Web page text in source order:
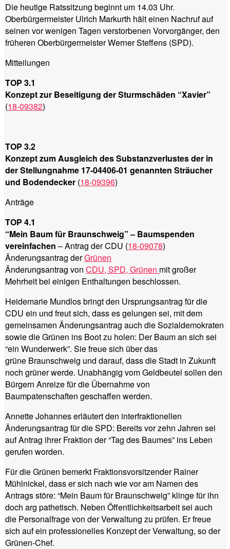
Die heutige Ratssitzung beginnt um 14.03 Uhr.
Oberbürgermeister Ulrich Markurth hält einen Nachruf auf
seinen vor wenigen Tagen verstorbenen Vorvorgänger, den
früheren Oberbürgermeister Werner Steffens (SPD).
Mitteilungen
TOP 3.1
Konzept zur Beseitigung der Sturmschäden “Xavier”
(18-09382)
TOP 3.2
Konzept zum Ausgleich des Substanzverlustes der in
der Stellungnahme 17-04406-01 genannten Sträucher
und Bodendecker (18-09396)
Anträge
TOP 4.1
“Mein Baum für Braunschweig” – Baumspenden
vereinfachen – Antrag der CDU (18-09078)
Änderungsantrag derGrünen
Änderungsantrag vonCDU, SPD, Grünen mit großer
Mehrheit bei einigen Enthaltungen beschlossen.
Heidemarie Mundlos bringt den Ursprungsantrag für die
CDU ein und freut sich, dass es gelungen sei, mit dem
gemeinsamen Änderungsantrag auch die Sozialdemokraten
sowie die Grünen ins Boot zu holen: Der Baum an sich sei
“ein Wunderwerk”. Sie freue sich über das
grüne Braunschweig und darauf, dass die Stadt in Zukunft
noch grüner werde. Unabhängig vom Geldbeutel sollen den
Bürgern Anreize für die Übernahme von
Baumpatenschaften geschaffen werden.
Annette Johannes erläutert den interfraktionellen
Änderungsantrag für die SPD: Bereits vor zehn Jahren sei
auf Antrag ihrer Fraktion der “Tag des Baumes” ins Leben
gerufen worden.
Für die Grünen bemerkt Fraktionsvorsitzender Rainer
Mühlnickel, dass er sich nach wie vor am Namen des
Antrags störe: “Mein Baum für Braunschweig” klinge für ihn
doch arg pathetisch. Neben Öffentlichkeitsarbeit sei auch
die Personalfrage von der Verwaltung zu prüfen. Er freue
sich auf ein professionelles Konzept der Verwaltung, so der
Grünen-Chef.